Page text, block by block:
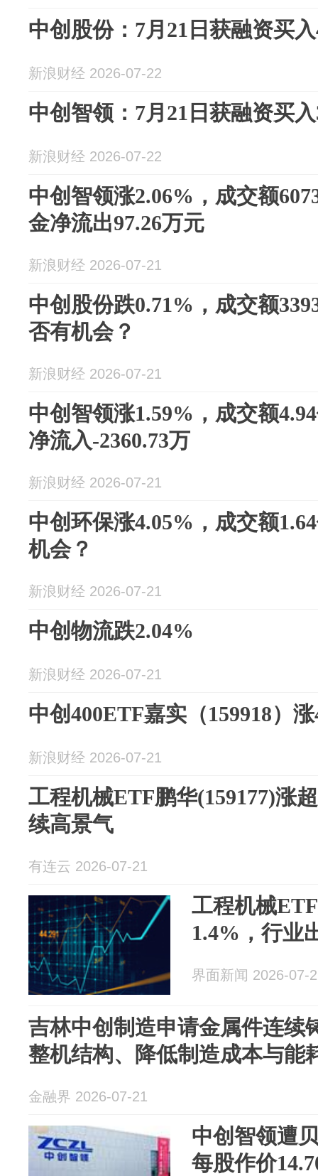
中创股份：7月21日获融资买
新浪财经 2026-07-22
中创智领：7月21日获融资买
新浪财经 2026-07-22
中创智领涨2.06%，成交额
金净流出97.26万元
新浪财经 2026-07-21
中创股份跌0.71%，成交额
否有机会？
新浪财经 2026-07-21
中创智领涨1.59%，成交额
净流入-2360.73万
新浪财经 2026-07-21
中创环保涨4.05%，成交额
机会？
新浪财经 2026-07-21
中创物流跌2.04%
新浪财经 2026-07-21
中创400ETF嘉实（159918）
新浪财经 2026-07-21
工程机械ETF鹏华(159177)涨
续高景气
有连云 2026-07-21
工程机械
1.4%，行业
界面新闻 2026-07-
吉林中创制造申请金属件连续
整机结构、降低制造成本与能
金融界 2026-07-21
中创智领遭
每股作价